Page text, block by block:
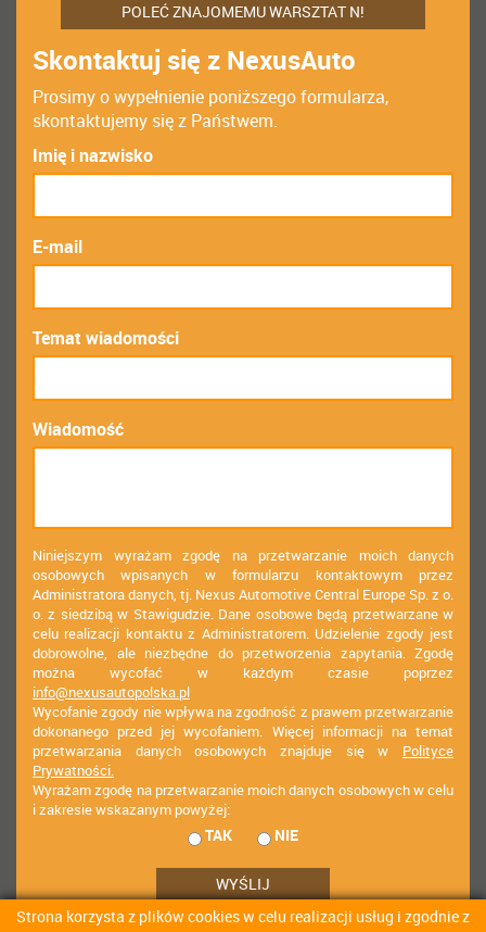
Strona korzysta z plików cookies w celu realizacji usług i zgodnie z
POLEĆ ZNAJOMEMU WARSZTAT N!
Skontaktuj się z NexusAuto
Prosimy o wypełnienie poniższego formularza,
skontaktujemy się z Państwem.
Imię i nazwisko
E-mail
Temat wiadomości
Wiadomość
Niniejszym wyrażam zgodę na przetwarzanie moich danych
osobowych wpisanych w formularzu kontaktowym przez
Administratora danych, tj. Nexus Automotive Central Europe Sp. z o.
o. z siedzibą w Stawigudzie. Dane osobowe będą przetwarzane w
celu realizacji kontaktu z Administratorem. Udzielenie zgody jest
dobrowolne, ale niezbędne do przetworzenia zapytania. Zgodę
można wycofać w każdym czasie poprzez
info@nexusautopolska.pl
Wycofanie zgody nie wpływa na zgodność z prawem przetwarzanie
dokonanego przed jej wycofaniem. Więcej informacji na temat
przetwarzania danych osobowych znajduje się w Polityce
Prywatności.
Wyrażam zgodę na przetwarzanie moich danych osobowych w celu
i zakresie wskazanym powyżej:
TAK NIE